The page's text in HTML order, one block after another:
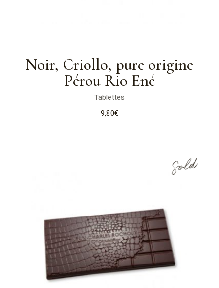
Noir, Criollo, pure origine
Pérou Rio Ené
Tablettes
9,80€
Sold